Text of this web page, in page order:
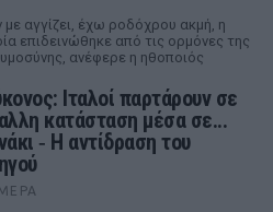
με αγγίζει, έχω ροδόχρου ακμή, η
επιδεινώθηκε από τις ορμόνες της
ανέφερε η ηθοποιός
Ιταλοί παρτάρουν σε
κατάσταση μέσα σε...
‑ Η αντίδραση του